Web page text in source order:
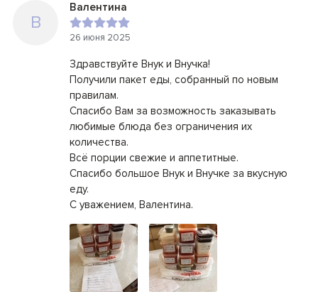
В
Валентина
26 июня 2025
Здравствуйте Внук и Внучка!
Получили пакет еды, собранный по новым
правилам.
Спасибо Вам за возможность заказывать
любимые блюда без ограничения их
количества.
Всё порции свежие и аппетитные.
Спасибо большое Внук и Внучке за вкусную
еду.
С уважением, Валентина.